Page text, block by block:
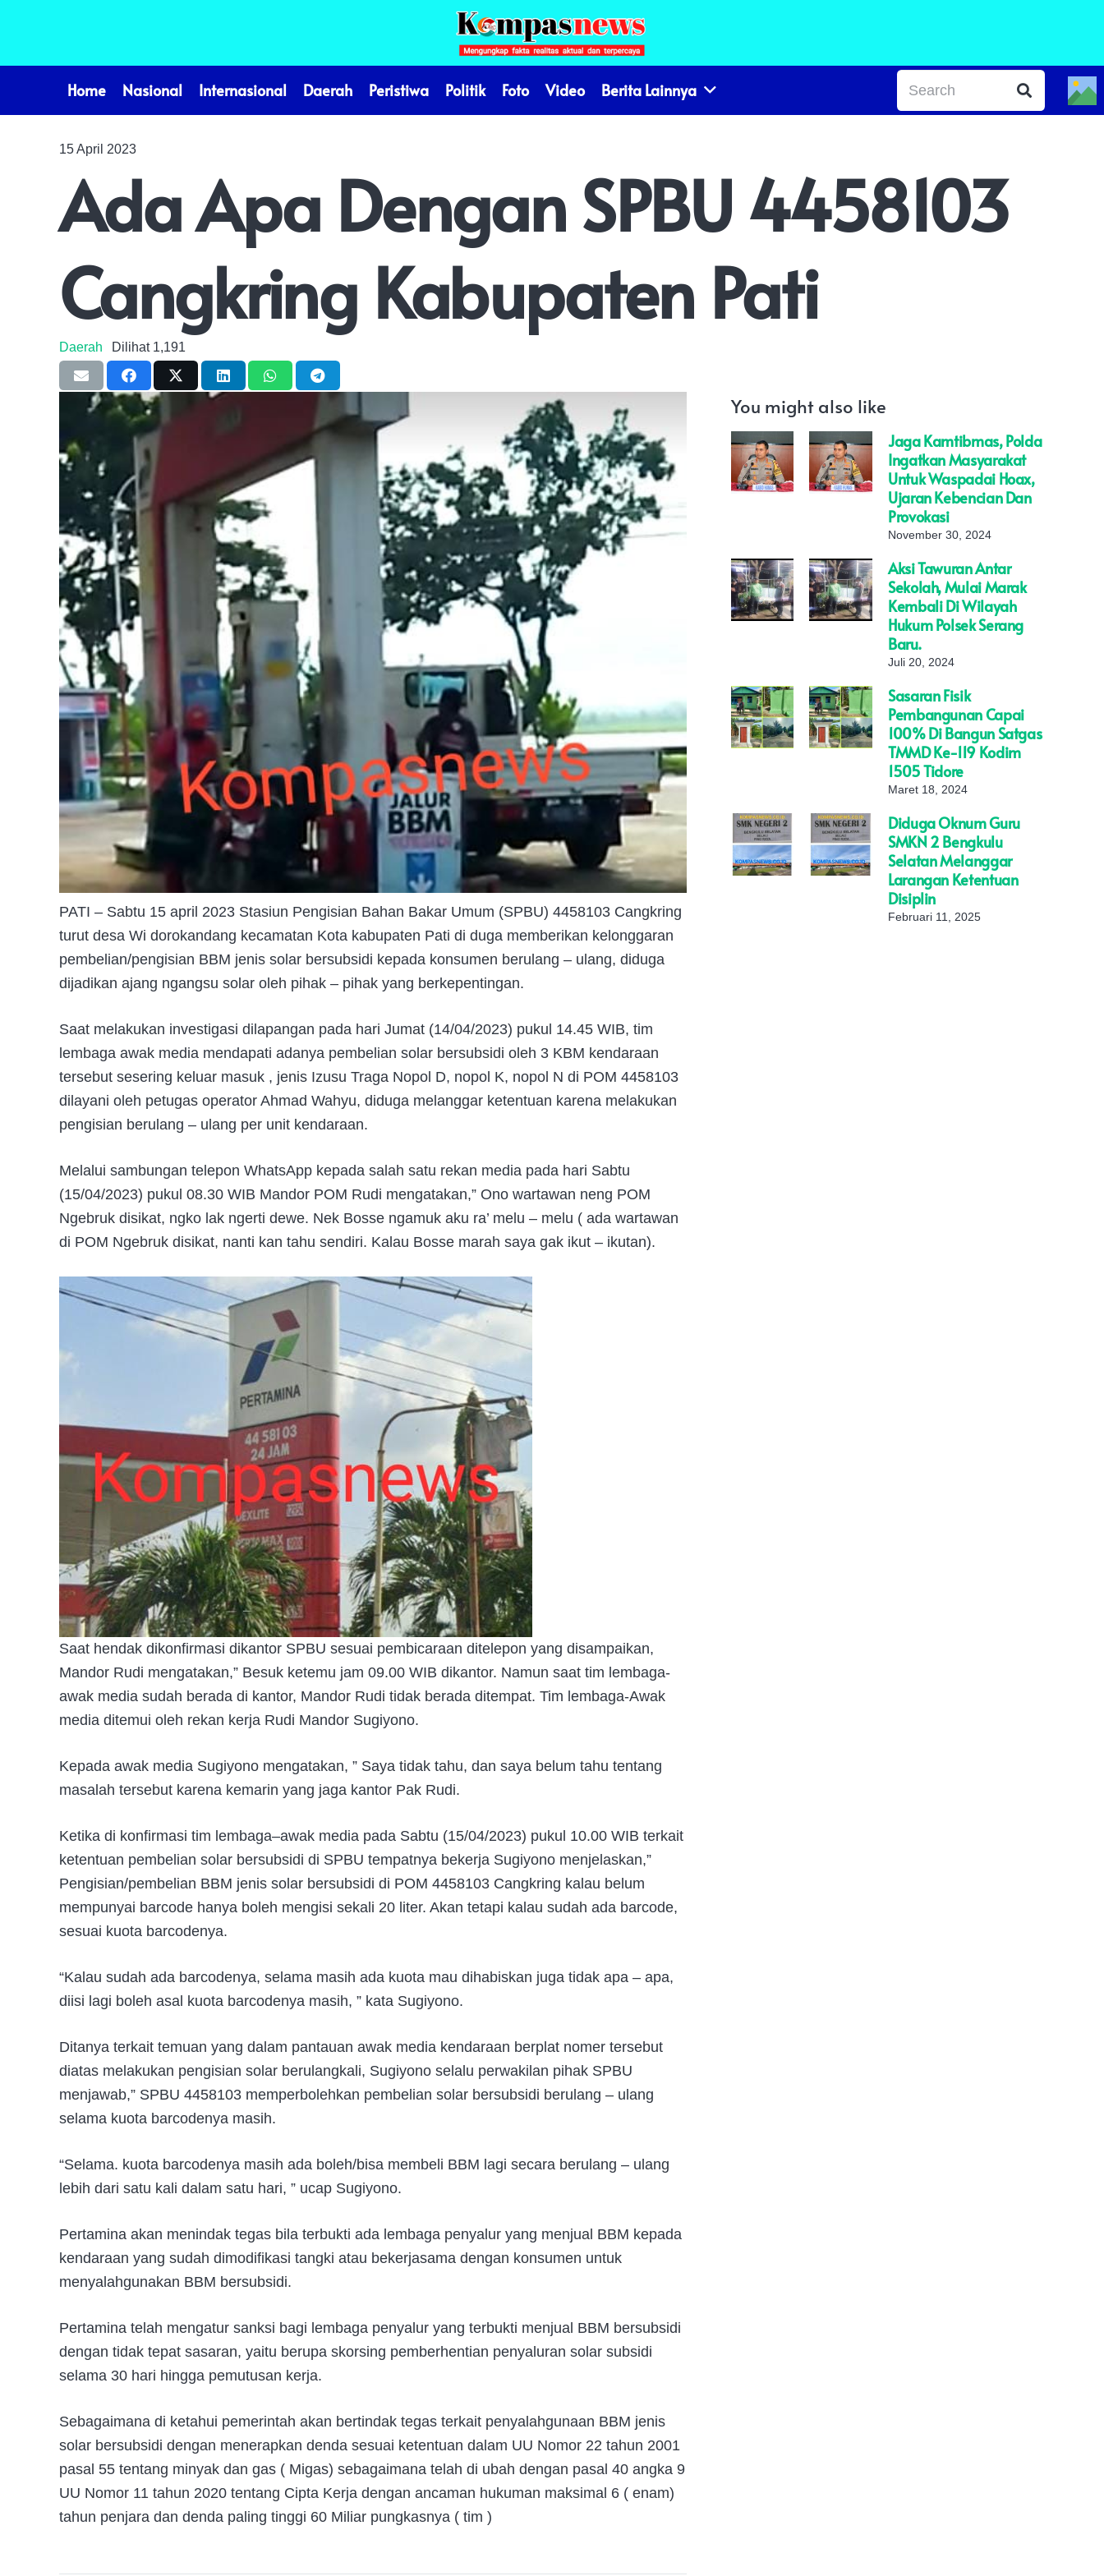
Home Nasional Internasional Daerah Peristiwa Politik Foto Video Berita Lainnya
15 April 2023
Ada Apa Dengan SPBU 4458103
Cangkring Kabupaten Pati
Daerah Dilihat 1,191
PATI – Sabtu 15 april 2023 Stasiun Pengisian Bahan Bakar Umum (SPBU) 4458103 Cangkring
turut desa Wi dorokandang kecamatan Kota kabupaten Pati di duga memberikan kelonggaran
pembelian/pengisian BBM jenis solar bersubsidi kepada konsumen berulang – ulang, diduga
dijadikan ajang ngangsu solar oleh pihak – pihak yang berkepentingan.
Saat melakukan investigasi dilapangan pada hari Jumat (14/04/2023) pukul 14.45 WIB, tim
lembaga awak media mendapati adanya pembelian solar bersubsidi oleh 3 KBM kendaraan
tersebut sesering keluar masuk , jenis Izusu Traga Nopol D, nopol K, nopol N di POM 4458103
dilayani oleh petugas operator Ahmad Wahyu, diduga melanggar ketentuan karena melakukan
pengisian berulang – ulang per unit kendaraan.
Melalui sambungan telepon WhatsApp kepada salah satu rekan media pada hari Sabtu
(15/04/2023) pukul 08.30 WIB Mandor POM Rudi mengatakan,” Ono wartawan neng POM
Ngebruk disikat, ngko lak ngerti dewe. Nek Bosse ngamuk aku ra’ melu – melu ( ada wartawan
di POM Ngebruk disikat, nanti kan tahu sendiri. Kalau Bosse marah saya gak ikut – ikutan).
Saat hendak dikonfirmasi dikantor SPBU sesuai pembicaraan ditelepon yang disampaikan,
Mandor Rudi mengatakan,” Besuk ketemu jam 09.00 WIB dikantor. Namun saat tim lembaga-
awak media sudah berada di kantor, Mandor Rudi tidak berada ditempat. Tim lembaga-Awak
media ditemui oleh rekan kerja Rudi Mandor Sugiyono.
Kepada awak media Sugiyono mengatakan, ” Saya tidak tahu, dan saya belum tahu tentang
masalah tersebut karena kemarin yang jaga kantor Pak Rudi.
Ketika di konfirmasi tim lembaga–awak media pada Sabtu (15/04/2023) pukul 10.00 WIB terkait
ketentuan pembelian solar bersubsidi di SPBU tempatnya bekerja Sugiyono menjelaskan,”
Pengisian/pembelian BBM jenis solar bersubsidi di POM 4458103 Cangkring kalau belum
mempunyai barcode hanya boleh mengisi sekali 20 liter. Akan tetapi kalau sudah ada barcode,
sesuai kuota barcodenya.
“Kalau sudah ada barcodenya, selama masih ada kuota mau dihabiskan juga tidak apa – apa,
diisi lagi boleh asal kuota barcodenya masih, ” kata Sugiyono.
Ditanya terkait temuan yang dalam pantauan awak media kendaraan berplat nomer tersebut
diatas melakukan pengisian solar berulangkali, Sugiyono selalu perwakilan pihak SPBU
menjawab,” SPBU 4458103 memperbolehkan pembelian solar bersubsidi berulang – ulang
selama kuota barcodenya masih.
“Selama. kuota barcodenya masih ada boleh/bisa membeli BBM lagi secara berulang – ulang
lebih dari satu kali dalam satu hari, ” ucap Sugiyono.
Pertamina akan menindak tegas bila terbukti ada lembaga penyalur yang menjual BBM kepada
kendaraan yang sudah dimodifikasi tangki atau bekerjasama dengan konsumen untuk
menyalahgunakan BBM bersubsidi.
Pertamina telah mengatur sanksi bagi lembaga penyalur yang terbukti menjual BBM bersubsidi
dengan tidak tepat sasaran, yaitu berupa skorsing pemberhentian penyaluran solar subsidi
selama 30 hari hingga pemutusan kerja.
Sebagaimana di ketahui pemerintah akan bertindak tegas terkait penyalahgunaan BBM jenis
solar bersubsidi dengan menerapkan denda sesuai ketentuan dalam UU Nomor 22 tahun 2001
pasal 55 tentang minyak dan gas ( Migas) sebagaimana telah di ubah dengan pasal 40 angka 9
UU Nomor 11 tahun 2020 tentang Cipta Kerja dengan ancaman hukuman maksimal 6 ( enam)
tahun penjara dan denda paling tinggi 60 Miliar pungkasnya ( tim )
You might also like
Jaga Kamtibmas, Polda
Ingatkan Masyarakat
Untuk Waspadai Hoax,
Ujaran Kebencian Dan
Provokasi
November 30, 2024
Aksi Tawuran Antar
Sekolah, Mulai Marak
Kembali Di Wilayah
Hukum Polsek Serang
Baru.
Juli 20, 2024
Sasaran Fisik
Pembangunan Capai
100% Di Bangun Satgas
TMMD Ke-119 Kodim
1505 Tidore
Maret 18, 2024
Diduga Oknum Guru
SMKN 2 Bengkulu
Selatan Melanggar
Larangan Ketentuan
Disiplin
Februari 11, 2025